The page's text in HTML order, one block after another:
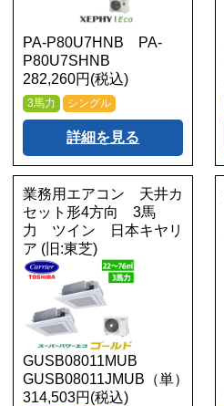
PA-P80U7HNB PA-
P80U7SHNB
282,260円(税込)
3馬力 シングル
詳細を見る
業務用エアコン 天井カ
セット形4方向 3馬
力 ツイン 日本キヤリ
ア (旧:東芝)
GUSB08011MUB
GUSB08011JMUB（単）
314,503円(税込)